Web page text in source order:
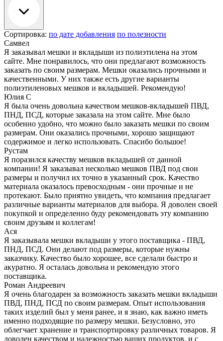
Сортировка: по дате добавления по полезности
Самвел
Я заказывал мешки и вкладыши из полиэтилена на этом
сайте. Мне понравилось, что они предлагают возможность
заказать по своим размерам. Мешки оказались прочными и
качественными. У них также есть другие варианты
полиэтиленовых мешков и вкладышей. Рекомендую!
Юлия С
Я была очень довольна качеством мешков-вкладышей ПВД,
ПНД, ПСД, которые заказала на этом сайте. Мне было
особенно удобно, что можно было заказать мешки по своим
размерам. Они оказались прочными, хорошо защищают
содержимое и легко использовать. Спасибо большое!
Рустам
Я поразился качеству мешков вкладышей от данной
компании! Я заказывал несколько мешков ПВД под свои
размеры и получил их точно в указанный срок. Качество
материала оказалось превосходным - они прочные и не
протекают. Было приятно увидеть, что компания предлагает
различные варианты материалов для выбора. Я доволен своей
покупкой и определенно буду рекомендовать эту компанию
своим друзьям и коллегам!
Ася
Я заказывала мешки вкладыши у этого поставщика - ПВД,
ПНД, ПСД. Они делают под размеры, которые нужны
заказчику. Качество было хорошее, все сделали быстро и
акуратно. Я осталась довольна и рекомендую этого
поставщика.
Роман Андреевич
Я очень благодарен за возможность заказать мешки вкладыши
ПВД, ПНД, ПСД по своим размерам. Опыт использования
таких изделий был у меня ранее, и я знаю, как важно иметь
именно подходящие по размеру мешки. Безусловно, это
облегчает хранение и транспортировку различных товаров. Я
доволен качеством и надежностью ваших продуктов, и с